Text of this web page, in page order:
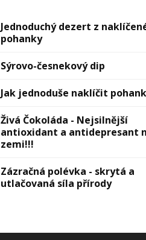
Jednoduchý dezert z
pohanky
Sýrovо-česnekový dip
Jak jednoduše naklíčit
Živá Čokoláda - Nejsilnější
antioxidant a antidepresant
zemi!!!
Zázračná polévka - skrytá a
utlačovaná síla přírody